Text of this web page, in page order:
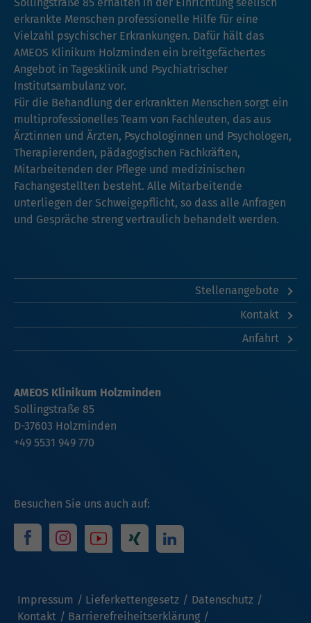
Sollingstraße 85 erhalten in der Einrichtung seelisch
erkrankte Menschen professionelle Hilfe für eine
Vielzahl psychischer Erkrankungen. Dafür hält das
AMEOS Klinikum Holzminden ein breitgefächertes
Angebot in Tagesklinik und Psychiatrischer
Institutsambulanz vor.
Für die Behandlung der erkrankten Menschen sorgt ein
multiprofessionelles Team von Fachleuten, das aus
Ärztinnen und Ärzten, Psychologinnen und Psychologen,
Therapierenden, pädagogischen Fachkräften,
Mitarbeitenden der Pflege und medizinischen
Fachangestellten besteht. Alle Mitarbeitende
unterliegen der Schweigepflicht, so dass alle Anfragen
und Gespräche streng vertraulich behandelt werden.
Stellenangebote
Kontakt
Anfahrt
Besuchen Sie uns auch auf:
Impressum Lieferkettengesetz
Datenschutz
Kontakt
Barrierefreiheitserklärung
AMEOS Klinikum Holzminden
Sollingstraße 85
D-37603 Holzminden
+49 5531 949 770